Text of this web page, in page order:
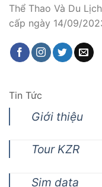
Thể Thao Và Du
cấp ngày 14/09/
Tin Tức
Giới thiệu
Tour KZR
Sim data